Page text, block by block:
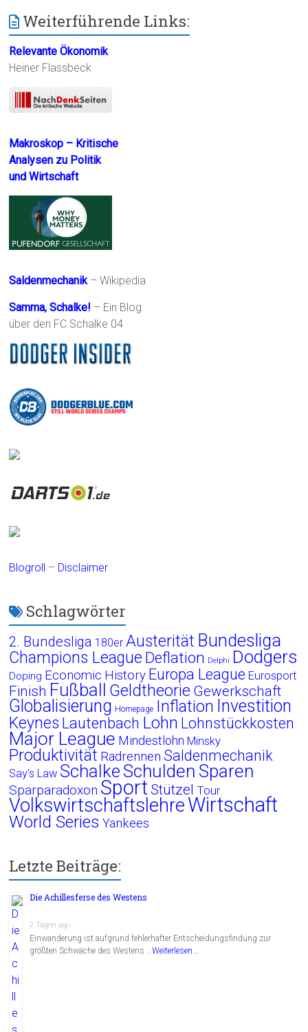
Weiterführende Links:
Relevante Ökonomik
Heiner Flassbeck
Makroskop – Kritische
Analysen zu Politik
und Wirtschaft
Saldenmechanik– Wikipedia
Samma, Schalke! – Ein Blog
über den FC Schalke 04
Blogroll – Disclaimer
Schlagwörter
2. Bundesliga 180er Austerität Bundesliga
Champions League Deflation Delphi Dodgers
Doping Economic History Europa League Eurosport
Finish Fußball Geldtheorie Gewerkschaft
Globalisierung Homepage Inflation Investition
Keynes Lautenbach Lohn Lohnstückkosten
Major League Mindestlohn Minsky
Produktivität Radrennen Saldenmechanik
Say's Law Schalke Schulden Sparen
Sparparadoxon Sport Stützel Tour
VolkswirtschaftslehreWirtschaft
World Series Yankees
Letzte Beiträge:
Die Achillesferse des Westens
2 Tagen ago
Einwanderung ist aufgrund fehlerhafter Entscheidungsfindung zur
größten Schwäche des Westens …Weiterlesen...